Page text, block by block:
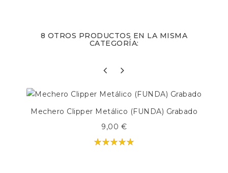
8 OTROS PRODUCTOS EN LA MISMA
CATEGORÍA:
Mechero Clipper Metálico (FUNDA) Grabado
9,00 €